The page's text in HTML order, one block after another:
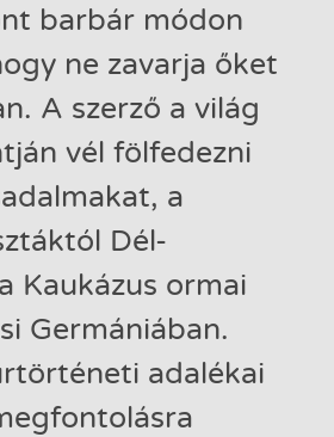
barbár módon
ne zavarja őket
A szerző a világ
vél fölfedezni
a
Dél-
Kaukázus ormai
Germániában.
adalékai